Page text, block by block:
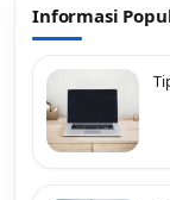
Informasi